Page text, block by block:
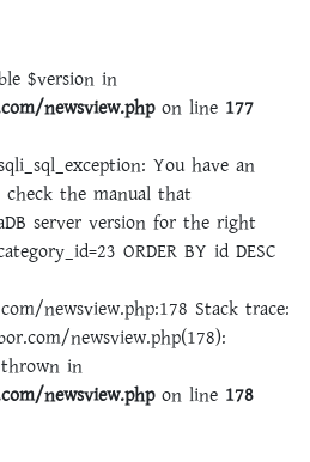
$version in
newsview.phpon line 177
You have an
the manual that
server version for the right
ORDER BY id DESC
newsview.php:178 Stack trace:
newsview.php(178):
in
newsview.phpon line 178